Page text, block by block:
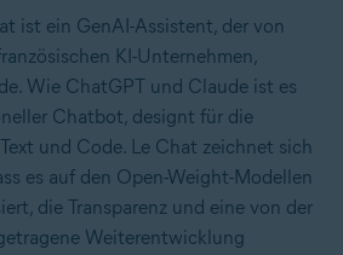
ist ein GenAI-Assistent, der von
KI-Unternehmen,
Wie ChatGPT und Claude ist es
Chatbot, designt für die
und Code. Le Chat zeichnet sich
es auf den Open-Weight-Modellen
die Transparenz und eine von der
Weiterentwicklung